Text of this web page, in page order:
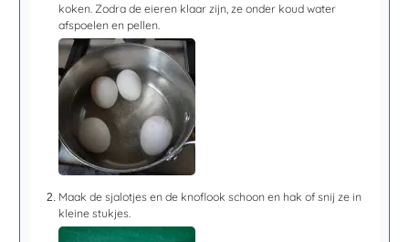
koken. Zodra de eieren klaar zijn, ze onder koud water
afspoelen en pellen.
Maak de sjalotjes en de knoflook schoon en hak of snij ze in
kleine stukjes.